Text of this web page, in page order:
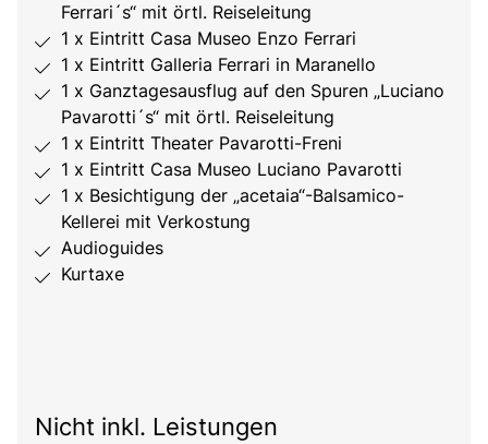
Ferrari´s“ mit örtl. Reiseleitung
1 x Eintritt Casa Museo Enzo Ferrari
1 x Eintritt Galleria Ferrari in Maranello
1 x Ganztagesausflug auf den Spuren „Luciano
Pavarotti´s“ mit örtl. Reiseleitung
1 x Eintritt Theater Pavarotti-Freni
1 x Eintritt Casa Museo Luciano Pavarotti
1 x Besichtigung der „acetaia“-Balsamico-
Kellerei mit Verkostung
Audioguides
Kurtaxe
Nicht inkl. Leistungen